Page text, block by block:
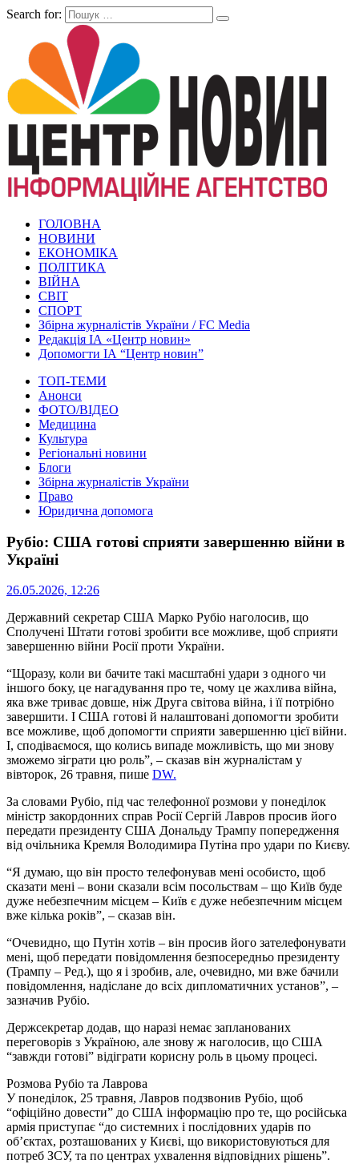
Search for:
ГОЛОВНА
НОВИНИ
ЕКОНОМІКА
ПОЛІТИКА
ВІЙНА
СВІТ
СПОРТ
Збірна журналістів України / FC Media
Редакція ІА «Центр новин»
Допомогти ІА “Центр новин”
ТОП-ТЕМИ
Анонси
ФОТО/ВІДЕО
Медицина
Культура
Регіональні новини
Блоги
Збірна журналістів України
Право
Юридична допомога
Рубіо: США готові сприяти завершенню війни в
Україні
26.05.2026, 12:26
Державний секретар США Марко Рубіо наголосив, що
Сполучені Штати готові зробити все можливе, щоб сприяти
завершенню війни Росії проти України.
“Щоразу, коли ви бачите такі масштабні удари з одного чи
іншого боку, це нагадування про те, чому це жахлива війна,
яка вже триває довше, ніж Друга світова війна, і її потрібно
завершити. І США готові й налаштовані допомогти зробити
все можливе, щоб допомогти сприяти завершенню цієї війни.
І, сподіваємося, що колись випаде можливість, що ми знову
зможемо зіграти цю роль”, – сказав він журналістам у
вівторок, 26 травня, пише DW.
За словами Рубіо, під час телефонної розмови у понеділок
міністр закордонних справ Росії Сергій Лавров просив його
передати президенту США Дональду Трампу попередження
від очільника Кремля Володимира Путіна про удари по Києву.
“Я думаю, що він просто телефонував мені особисто, щоб
сказати мені – вони сказали всім посольствам – що Київ буде
дуже небезпечним місцем – Київ є дуже небезпечним місцем
вже кілька років”, – сказав він.
“Очевидно, що Путін хотів – він просив його зателефонувати
мені, щоб передати повідомлення безпосередньо президенту
(Трампу – Ред.), що я і зробив, але, очевидно, ми вже бачили
повідомлення, надіслане до всіх дипломатичних установ”, –
зазначив Рубіо.
Держсекретар додав, що наразі немає запланованих
переговорів з Україною, але знову ж наголосив, що США
“завжди готові” відіграти корисну роль в цьому процесі.
Розмова Рубіо та Лаврова
У понеділок, 25 травня, Лавров подзвонив Рубіо, щоб
“офіційно довести” до США інформацію про те, що російська
армія приступає “до системних і послідовних ударів по
об’єктах, розташованих у Києві, що використовуються для
потреб ЗСУ, та по центрах ухвалення відповідних рішень”.